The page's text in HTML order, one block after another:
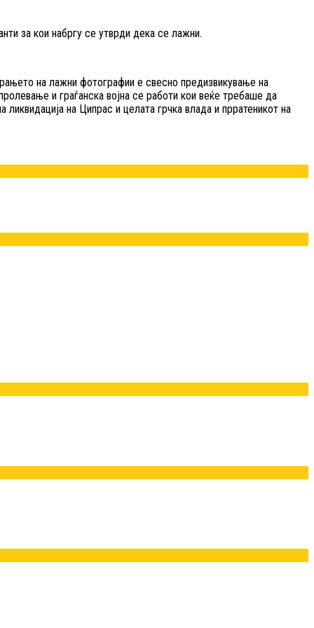
за кои набргу се утврди дека се лажни.
на лажни фотографии е свесно предизвикување на
и граѓанска војна се работи кои веќе требаше да
на Ципрас и целата грчка влада и прратеникот на